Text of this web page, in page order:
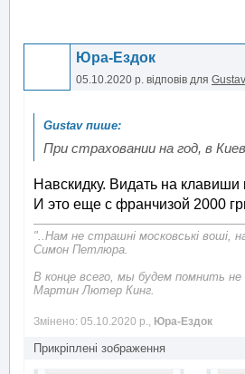
Юра-Ездок
05.10.2020 р. відповів для Gustav
При страховании на год, в
Навскидку. Видать на клавиши
И это еще с франчизой 2000
"..Нам не страшні московські воші,
Симон Петлюра.
В конце всего, мы будем помнить не
Мартин Лютер Кинг.
Змінено: 05.10.2020 р., Юра-Ездок
Прикріплені зображення